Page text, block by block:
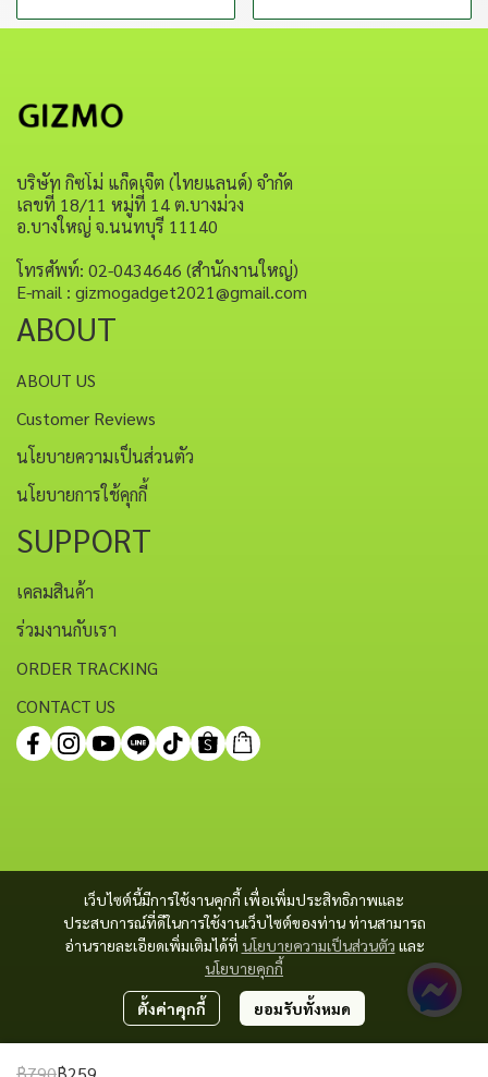
เว็บไซต์นี้มีการใช้งานคุกกี้ เพื่อเพิ่มประสิทธิภาพและ
ประสบการณ์ที่ดีในการใช้งานเว็บไซต์ของท่าน ท่านสามารถ
อ่านรายละเอียดเพิ่มเติมได้ที่ นโยบายความเป็นส่วนตัว และ
นโยบายคุกกี้
ตั้งค่าคุกกี้ ยอมรับทั้งหมด
บริษัท กิซโม่ แก็ดเจ็ต (ไทยแลนด์) จำกัด
เลขที่ 18/11 หมู่ที่ 14 ต.บางม่วง
อ.บางใหญ่ จ.นนทบุรี 11140
โทรศัพท์: 02-0434646 (สำนักงานใหญ่)
E-mail : gizmogadget2021@gmail.com
ABOUT
ABOUT US
Customer Reviews
นโยบายความเป็นส่วนตัว
นโยบายการใช้คุกกี้
SUPPORT
เคลมสินค้า
ร่วมงานกับเรา
ORDER TRACKING
CONTACT US